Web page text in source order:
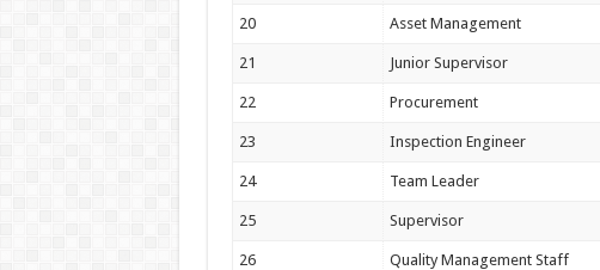
20 Asset Management
21 Junior Supervisor
22 Procurement
23 Inspection Engineer
24 Team Leader
25 Supervisor
26 Quality Management Staff